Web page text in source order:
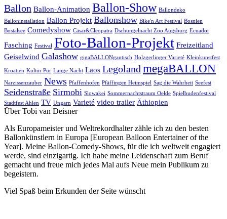
Ballon Ballon-Animation Ballon-Show Ballondeko
Balloninstallation Ballon Projekt Ballonshow Bike'n Art Festival Bosnien
Bostalsee Comedyshow Cäsar&Cleopatra Dschungelnacht Zoo Augsburg Ecuador
Fasching Festival Foto-Ballon-Projekt Freizeitland
Geiselwind Galashow gigaBALLONgantisch Holzgerlinger Varieté Kleinkunstfest
Kroatien Kultur Pur Lange Nacht Laos Legoland megaBALLON
Narzissenzauber News Pfaffenhofen Pfäffingen Heimspiel Sag die Wahrheit Seefest
Seidenstraße Sirmobi Slowakei Sommernachtstraum Oelde Spielbudenfestival
Stadtfest Ahlen TV Ungarn Varieté video trailer Äthiopien
Über Tobi van Deisner
Als Europameister und Weltrekordhalter zähle ich zu den besten
Ballonkünstlern in Europa [European Balloon Entertainer of the
Year]. Meine Ballon-Comedy-Shows, für die ich weltweit engagiert
werde, sind einzigartig. Ich habe meine Leidenschaft zum Beruf
gemacht und freue mich jedes Mal aufs Neue mein Publikum zu
begeistern.
Viel Spaß beim Erkunden der Seite wünscht